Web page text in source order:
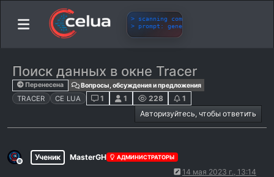
Поиск данных в окне Tracer
Перенесена Вопросы, обсуждения и предложения
TRACER CE LUA 1 1 228
1
Авторизуйтесь, чтобы ответить
Не в сети
Ученик MasterGH АДМИНИСТРАТОРЫ
14 мая 2023 г., 13:14